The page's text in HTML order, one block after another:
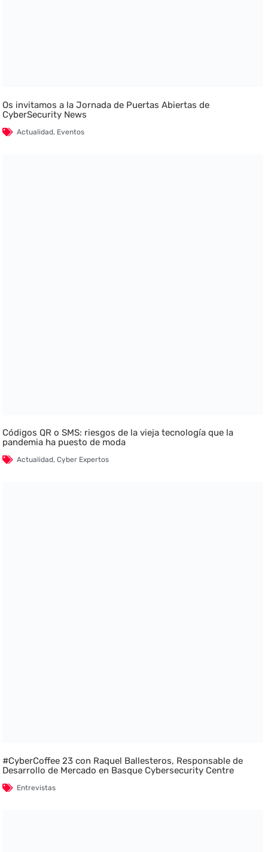
Os invitamos a la Jornada de Puertas Abiertas de
CyberSecurity News
Actualidad, Eventos
Códigos QR o SMS: riesgos de la vieja tecnología que la
pandemia ha puesto de moda
Actualidad,Cyber Expertos
#CyberCoffee 23 con Raquel Ballesteros, Responsable de
Desarrollo de Mercado en Basque Cybersecurity Centre
Entrevistas